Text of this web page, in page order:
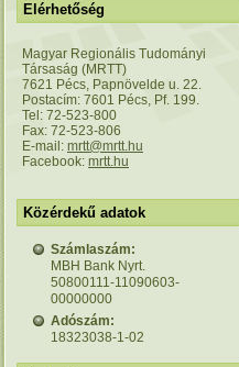
Elérhetőség
Magyar Regionális Tudományi
Társaság (MRTT)
7621 Pécs, Papnövelde u. 22.
Postacím: 7601 Pécs, Pf. 199.
Tel: 72-523-800
Fax: 72-523-806
E-mail: mrtt@mrtt.hu
Facebook: mrtt.hu
Közérdekű adatok
Számlaszám:
MBH Bank Nyrt.
50800111-11090603-
00000000
Adószám:
18323038-1-02